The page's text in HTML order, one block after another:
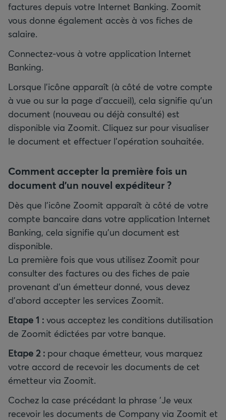
factures depuis votre Internet Banking. Zoomit
vous donne également accès à vos fiches de
salaire.
Connectez-vous à votre application Internet
Banking.
Lorsque l'icône apparaît (à côté de votre compte
à vue ou sur la page d'accueil), cela signifie qu'un
document (nouveau ou déjà consulté) est
disponible via Zoomit. Cliquez sur pour visualiser
le document et effectuer l'opération souhaitée.
Comment accepter la première fois un
document d'un nouvel expéditeur ?
Dès que l'icône Zoomit apparaît à côté de votre
compte bancaire dans votre application Internet
Banking, cela signifie qu'un document est
disponible.
La première fois que vous utilisez Zoomit pour
consulter des factures ou des fiches de paie
provenant d'un émetteur donné, vous devez
d'abord accepter les services Zoomit.
Etape 1 : vous acceptez les conditions dutilisation
de Zoomit édictées par votre banque.
Etape 2 : pour chaque émetteur, vous marquez
votre accord de recevoir les documents de cet
émetteur via Zoomit.
Cochez la case précédant la phrase 'Je veux
recevoir les documents de Company via Zoomit et